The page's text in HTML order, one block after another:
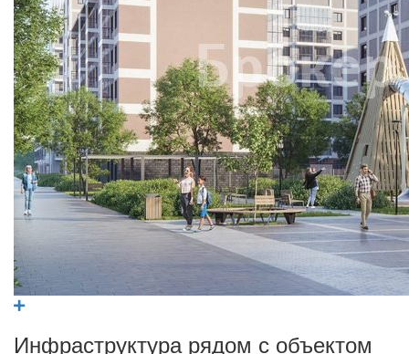
Инфраструктура рядом с объектом